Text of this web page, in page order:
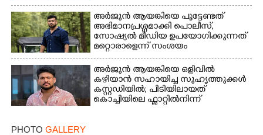
അർജുൻ ആയങ്കിയെ പൂട്ടേണ്ടത്
അഭിമാനപ്രശ്നമാക്കി പൊലീസ്,
സാേഷ്യൽ മീഡിയ ഉപയോഗിക്കുന്നത്
മറ്റൊരാളെന്ന് സംശയം
അർജുൻ ആയങ്കിയെ ഒളിവിൽ
കഴിയാൻ സഹായിച്ച സുഹൃത്തുക്കൾ
കസ്റ്റഡിയിൽ; പിടിയിലായത്
കൊച്ചിയിലെ ഫ്ലാറ്റിൽനിന്ന്
PHOTO GALLERY